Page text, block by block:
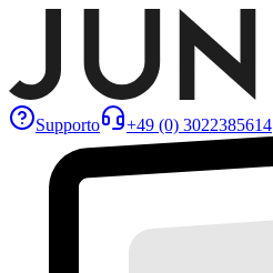
Supporto +49 (0) 3022385614